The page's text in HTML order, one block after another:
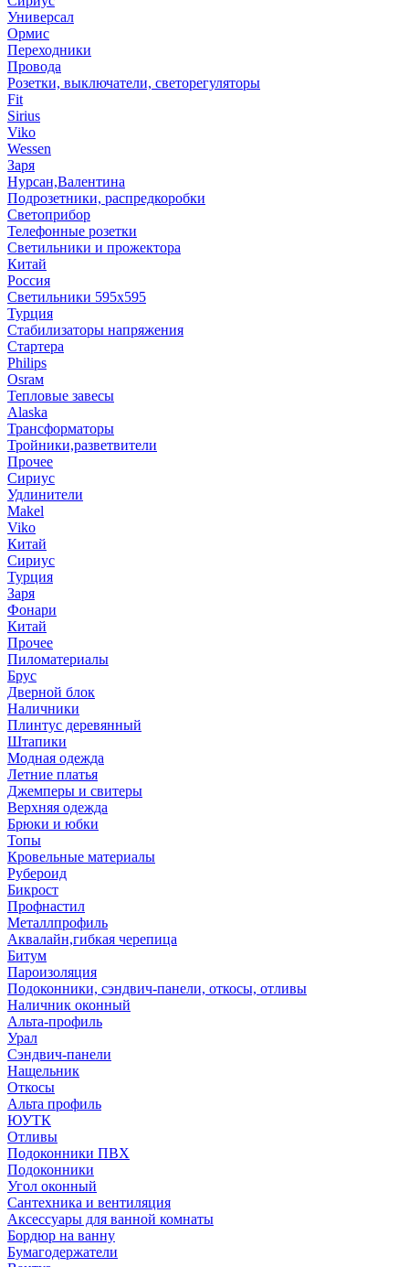
Универсал
Ормис
Переходники
Провода
Розетки, выключатели, светорегуляторы
Fit
Sirius
Viko
Wessen
Заря
Нурсан,Валентина
Подрозетники, распредкоробки
Светоприбор
Телефонные розетки
Светильники и прожектора
Китай
Россия
Светильники 595х595
Турция
Стабилизаторы напряжения
Стартера
Philips
Оsrам
Тепловые завесы
Alaska
Трансформаторы
Тройники,разветвители
Прочее
Сириус
Удлинители
Makel
Viko
Китай
Сириус
Турция
Заря
Фонари
Китай
Прочее
Пиломатериалы
Брус
Дверной блок
Наличники
Плинтус деревянный
Штапики
Модная одежда
Летние платья
Джемперы и свитеры
Верхняя одежда
Брюки и юбки
Топы
Кровельные материалы
Рубероид
Бикрост
Профнастил
Металлпрофиль
Аквалайн,гибкая черепица
Битум
Пароизоляция
Подоконники, сэндвич-панели, откосы, отливы
Наличник оконный
Альта-профиль
Урал
Сэндвич-панели
Нащельник
Откосы
Альта профиль
ЮУТК
Отливы
Подоконники ПВХ
Подоконники
Угол оконный
Сантехника и вентиляция
Аксессуары для ванной комнаты
Бордюр на ванну
Бумагодержатели